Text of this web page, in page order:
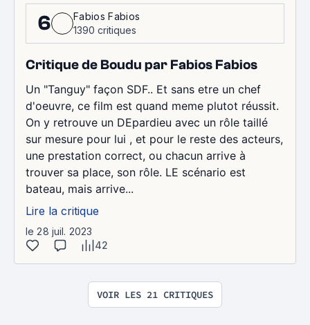
6
Fabios Fabios
1390 critiques
Critique de Boudu par Fabios Fabios
Un "Tanguy" façon SDF.. Et sans etre un chef
d'oeuvre, ce film est quand meme plutot réussit.
On y retrouve un DEpardieu avec un rôle taillé
sur mesure pour lui , et pour le reste des acteurs,
une prestation correct, ou chacun arrive à
trouver sa place, son rôle. LE scénario est
bateau, mais arrive...
Lire la critique
le 28 juil. 2023
42
VOIR LES 21 CRITIQUES